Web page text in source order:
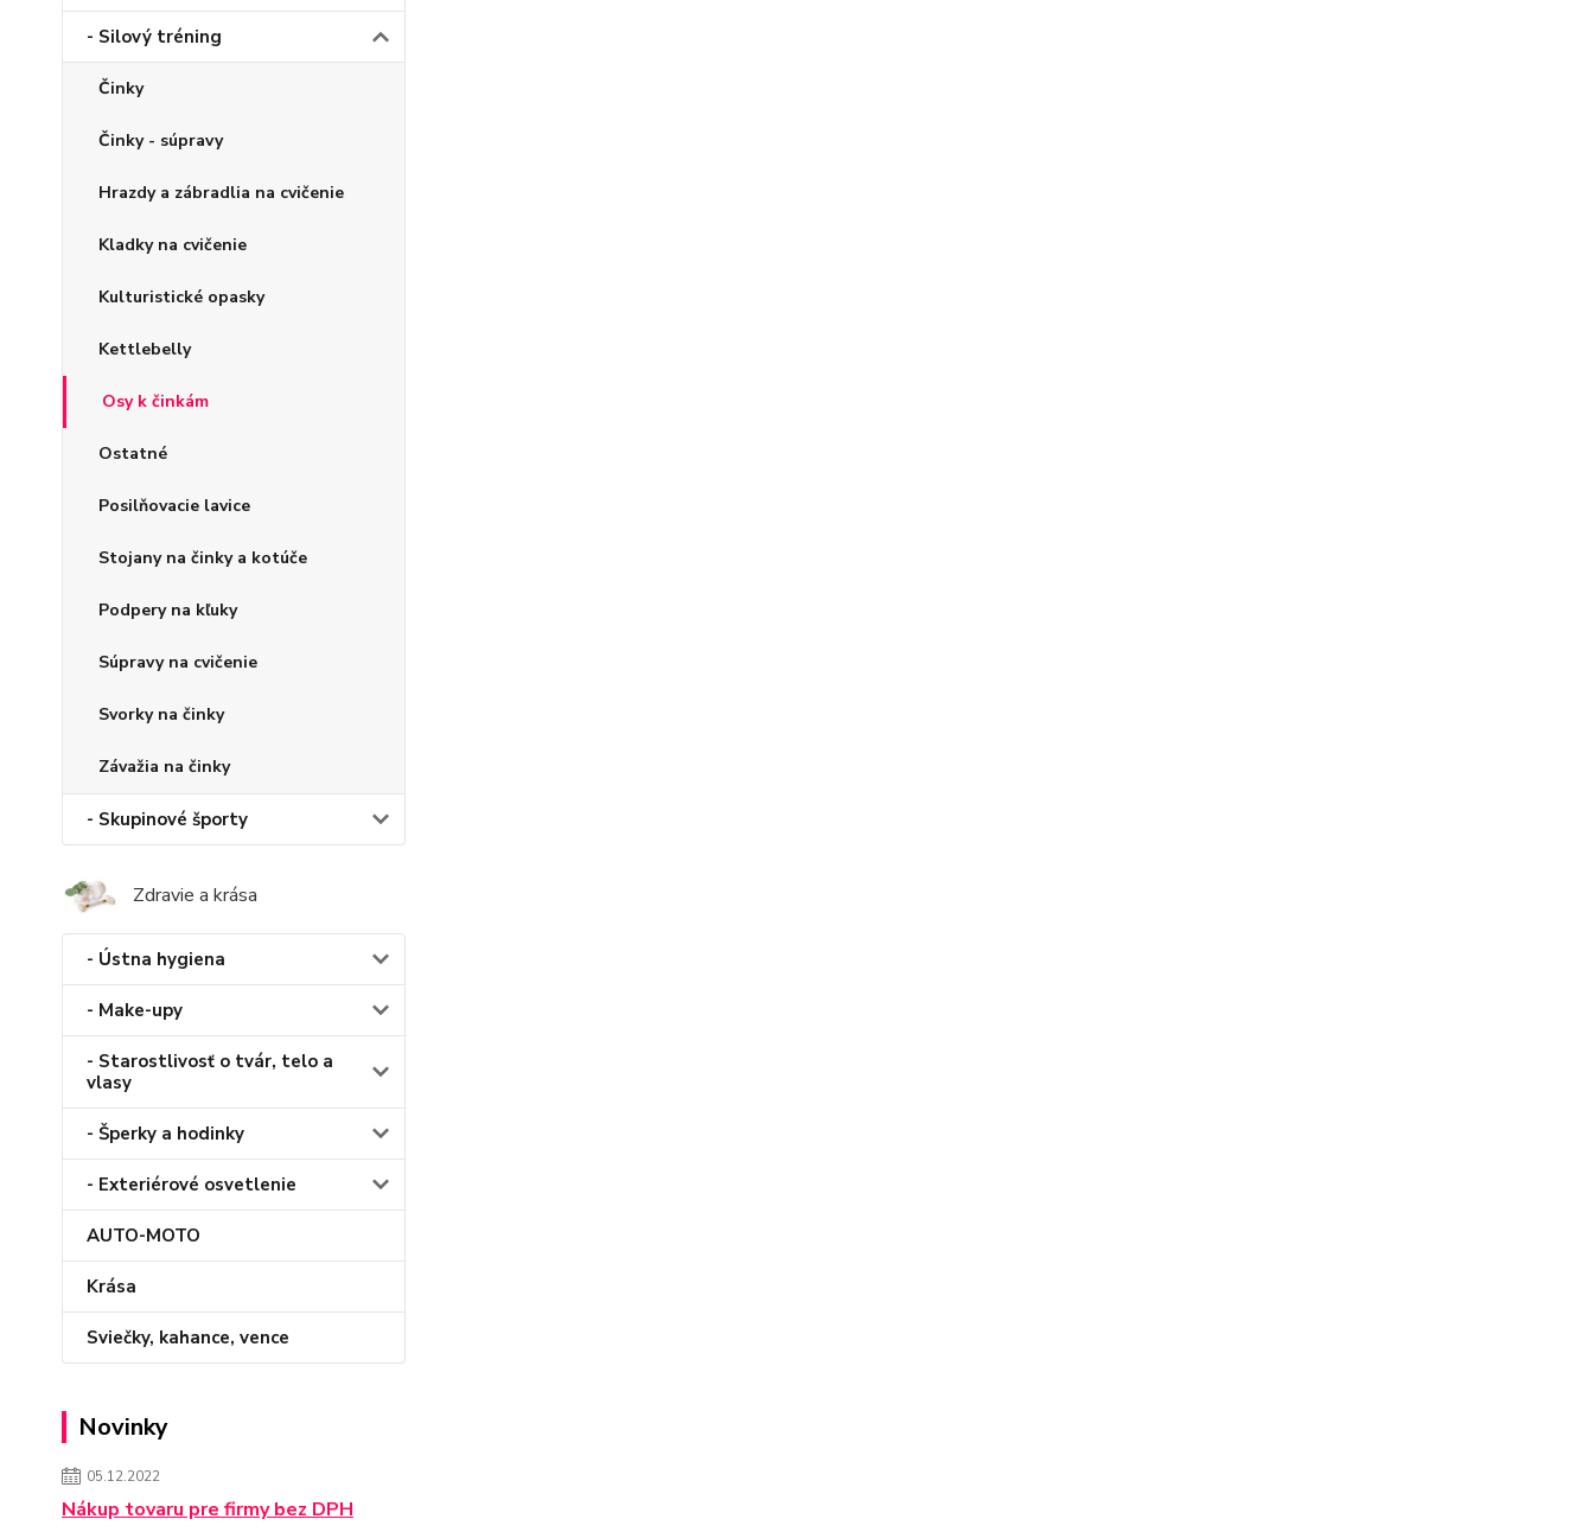
- Silový tréning
Činky
Činky - súpravy
Hrazdy a zábradlia na cvičenie
Kladky na cvičenie
Kulturistické opasky
Kettlebelly
Osy k činkám
Ostatné
Posilňovacie lavice
Stojany na činky a kotúče
Podpery na kľuky
Súpravy na cvičenie
Svorky na činky
Závažia na činky
- Skupinové športy
Zdravie a krása
- Ústna hygiena
- Make-upy
- Starostlivosť o tvár, telo a
vlasy
- Šperky a hodinky
- Exteriérové osvetlenie
AUTO-MOTO
Krása
Sviečky, kahance, vence
Novinky
05.12.2022
Nákup tovaru pre firmy bez DPH